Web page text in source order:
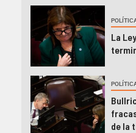
La
de la